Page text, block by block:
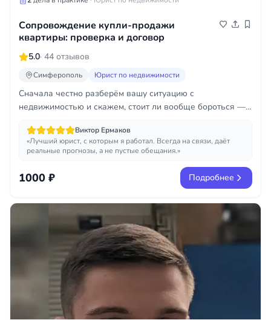
Сопровождение купли-продажи
квартиры: проверка и договор
5.0· 44 отзывов
Симферополь Юрист по недвижимости
Сначала честно разберём вашу ситуацию с
недвижимостью и скажем, стоит ли вообще бороться —
Виктор Ермаков
«Лучший юрист, с которым я работал. Всегда на связи, даёт
реальные прогнозы, а не пустые обещания.»
1000 ₽ Подробнее